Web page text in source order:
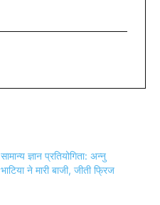
सामान्य ज्ञान प्रतियोगिता: अन्नु
भाटिया ने मारी बाजी, जीती फ्रिज